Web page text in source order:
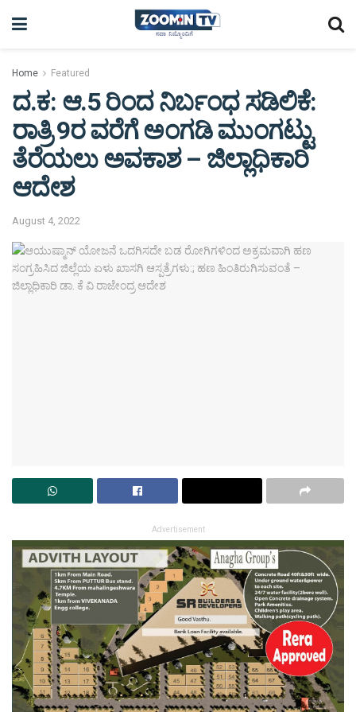
Home Featured
ದ.ಕ: ಆ.5 ರಿಂದ ನಿರ್ಬಂಧ ಸಡಿಲಿಕೆ:
ರಾತ್ರಿ 9ರ ವರೆಗೆ ಅಂಗಡಿ ಮುಂಗಟ್ಟು
ತೆರೆಯಲು ಅವಕಾಶ – ಜಿಲ್ಲಾಧಿಕಾರಿ
ಆದೇಶ
August 4, 2022
Advertisement